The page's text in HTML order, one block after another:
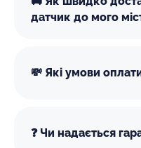
датчик до мого
💸 Які умови
❓ Чи надається